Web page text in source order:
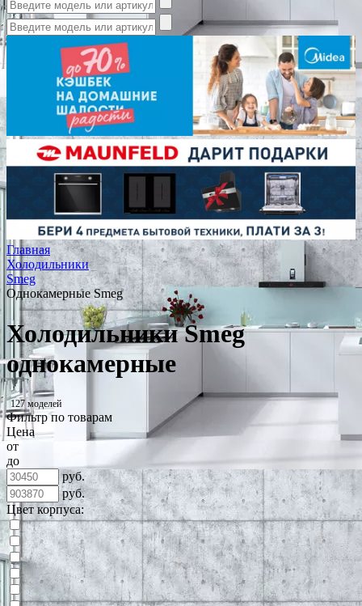
Главная
Холодильники
Smeg
Однокамерные Smeg
Холодильники Smeg
однокамерные
127 моделей
Фильтр по товарам
Цена
от
до
руб.
руб.
Цвет корпуса: